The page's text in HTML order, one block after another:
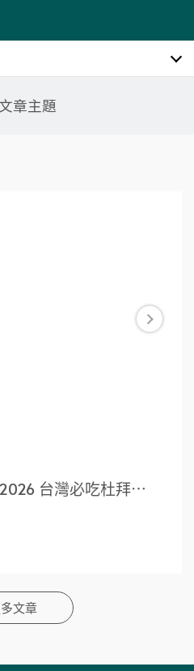
章主題
台灣必吃杜拜⋯
文章